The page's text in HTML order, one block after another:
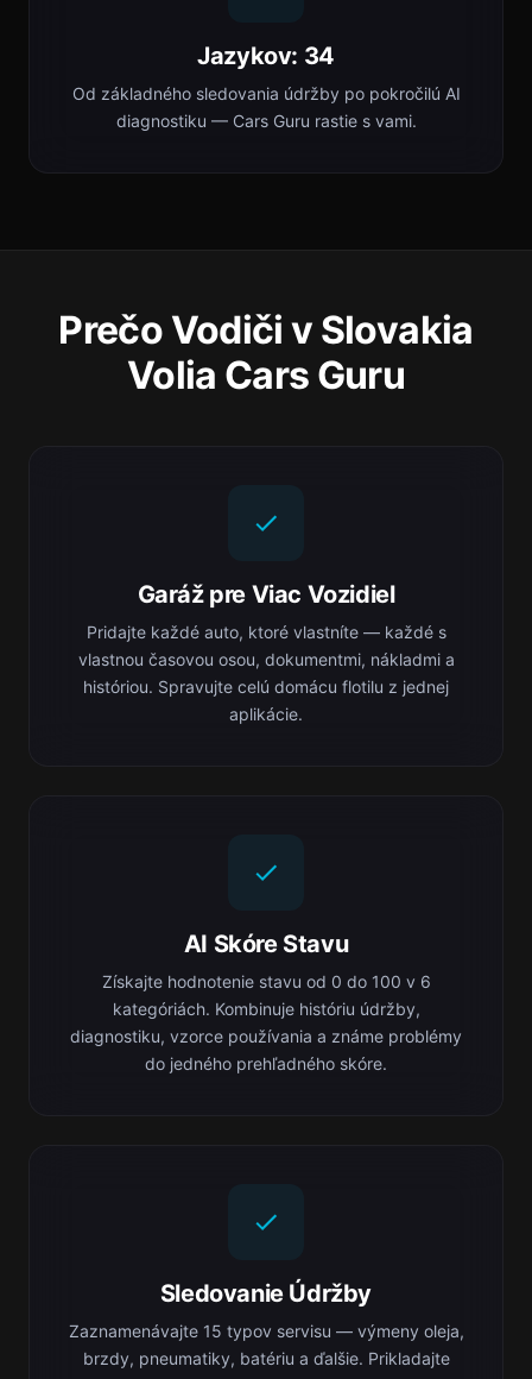
Jazykov: 34
Od základného sledovania údržby po pokročilú AI
diagnostiku — Cars Guru rastie s vami.
Prečo Vodiči v Slovakia
Volia Cars Guru
Garáž pre Viac Vozidiel
Pridajte každé auto, ktoré vlastníte — každé s
vlastnou časovou osou, dokumentmi, nákladmi a
históriou. Spravujte celú domácu flotilu z jednej
aplikácie.
AI Skóre Stavu
Získajte hodnotenie stavu od 0 do 100 v 6
kategóriách. Kombinuje históriu údržby,
diagnostiku, vzorce používania a známe problémy
do jedného prehľadného skóre.
Sledovanie Údržby
Zaznamenávajte 15 typov servisu — výmeny oleja,
brzdy, pneumatiky, batériu a ďalšie. Prikladajte